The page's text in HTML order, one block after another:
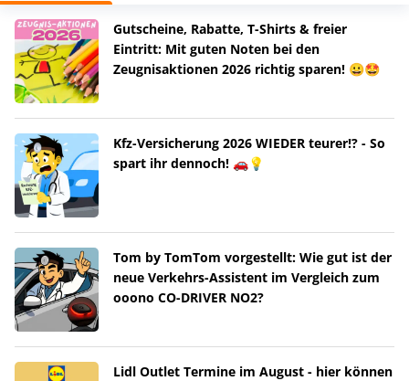
Gutscheine, Rabatte, T-Shirts & freier
Eintritt: Mit guten Noten bei den
Zeugnisaktionen 2026 richtig sparen! 😀🤩
Kfz-Versicherung 2026 WIEDER teurer!? - So
spart ihr dennoch! 🚗💡
Tom by TomTom vorgestellt: Wie gut ist der
neue Verkehrs-Assistent im Vergleich zum
ooono CO-DRIVER NO2?
Lidl Outlet Termine im August - hier können